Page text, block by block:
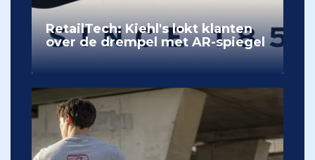
RetailTech: Kiehl's lokt klanten
over de drempel met AR-spiegel